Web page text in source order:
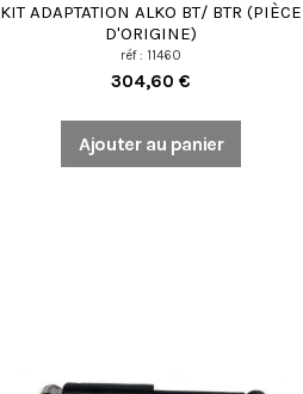
KIT ADAPTATION ALKO BT/ BTR (PIÈCE
D'ORIGINE)
réf : 11460
304,60 €
Ajouter au panier